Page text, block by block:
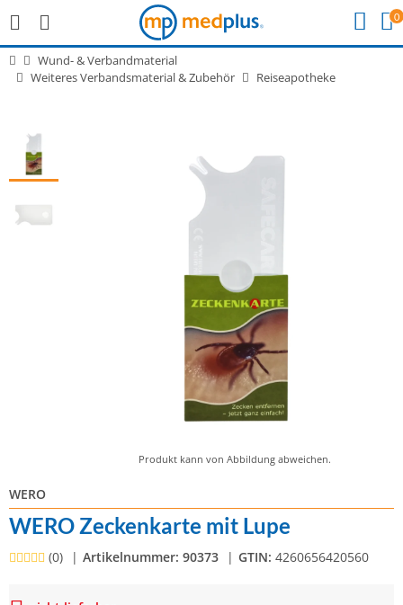
0
Wund- & Verbandmaterial
Weiteres Verbandsmaterial & Zubehör
Reiseapotheke
Produkt kann von Abbildung abweichen.
WERO
WERO Zeckenkarte mit Lupe
(0) Artikelnummer: 90373 GTIN: 4260656420560